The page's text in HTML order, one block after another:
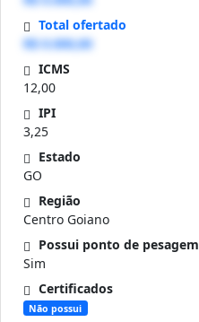
Total ofertado
R$ 0.000,00
ICMS
12,00
IPI
3,25
Estado
GO
Região
Centro Goiano
Possui ponto de pesagem
Sim
Certificados
Não possui